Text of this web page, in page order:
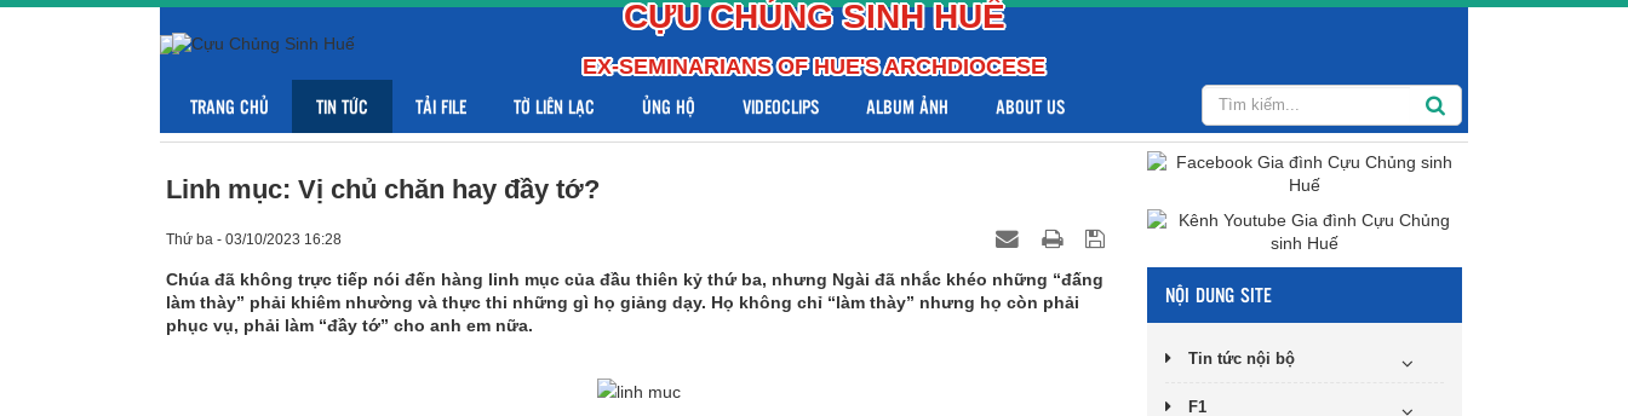
CỰU CHỦNG SINH HUẾ
EX-SEMINARIANS OF HUE'S ARCHDIOCESE
TRANG CHỦ TIN TỨC TẢI FILE TỜ LIÊN LẠC ỦNG HỘ VIDEOCLIPS ALBUM ẢNH ABOUT US
Linh mục: Vị chủ chăn hay đầy tớ?
Thứ ba - 03/10/2023 16:28
Chúa đã không trực tiếp nói đến hàng linh mục của đầu thiên kỷ thứ ba, nhưng Ngài đã nhắc khéo những “đấng
làm thày” phải khiêm nhường và thực thi những gì họ giảng dạy. Họ không chỉ “làm thày” nhưng họ còn phải
phục vụ, phải làm “đầy tớ” cho anh em nữa.
NỘI DUNG SITE
Tin tức nội bộ
F1